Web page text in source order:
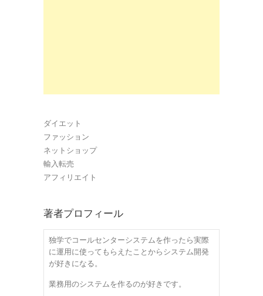
ダイエット
ファッション
ネットショップ
輸入転売
アフィリエイト
著者プロフィール
独学でコールセンターシステムを作ったら実際
に運用に使ってもらえたことからシステム開発
が好きになる。
業務用のシステムを作るのが好きです。